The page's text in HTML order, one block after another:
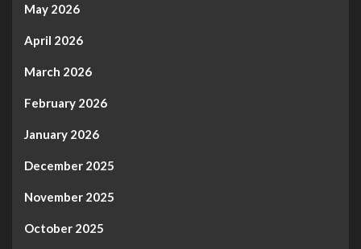
May 2026
April 2026
March 2026
February 2026
January 2026
December 2025
November 2025
October 2025